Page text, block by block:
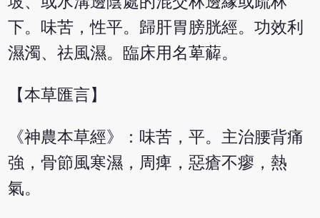
下。味苦，性平。歸肝胃膀胱經。功效利
濕濁、祛風濕。臨床用名萆薢。
【本草匯言】
《神農本草經》：味苦，平。主治腰背痛
強，骨節風寒濕，周痺，惡瘡不瘳，熱
氣。